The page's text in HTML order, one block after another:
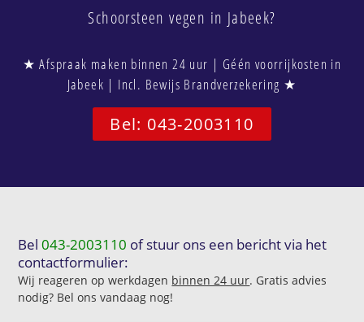
Schoorsteen vegen in Jabeek?
★ Afspraak maken binnen 24 uur | Géén voorrijkosten in
Jabeek | Incl. Bewijs Brandverzekering ★
Bel: 043-2003110
Bel043-2003110 of stuur ons een bericht via het
contactformulier:
Wij reageren op werkdagen binnen 24 uur. Gratis advies
nodig? Bel ons vandaag nog!